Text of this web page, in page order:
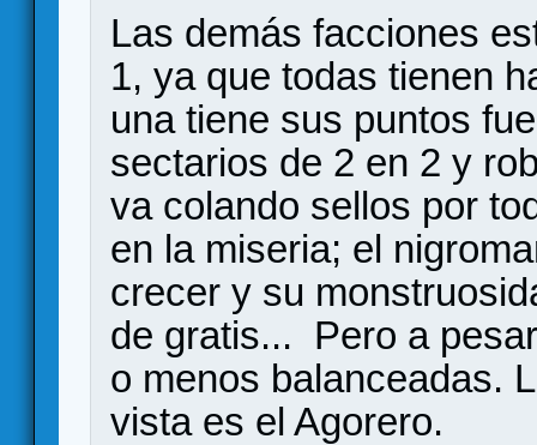
Las demás facciones
1, ya que todas tienen
una tiene sus puntos
sectarios de 2 en 2 y
va colando sellos por
en la miseria; el
crecer y su
de gratis... Pero a
o menos balanceadas.
vista es el Agorero.